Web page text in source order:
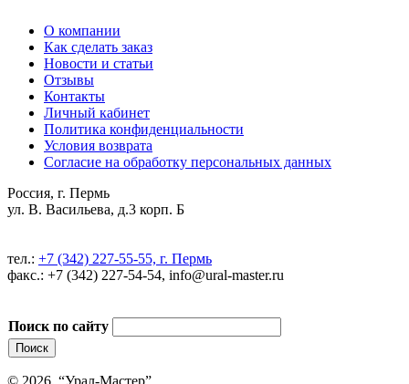
О компании
Как сделать заказ
Новости и статьи
Отзывы
Контакты
Личный кабинет
Политика конфиденциальности
Условия возврата
Согласие на обработку персональных данных
Россия, г. Пермь
ул. В. Васильева, д.3 корп. Б
тел.: +7 (342) 227-55-55, г. Пермь
факс.: +7 (342) 227-54-54, info@ural-master.ru
Поиск по сайту
© 2026, “Урал-Мастер”